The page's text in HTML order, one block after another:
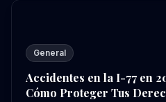
Accidentes en la I-77 en
General
Accidentes en la I-77 en
Cómo Proteger Tus